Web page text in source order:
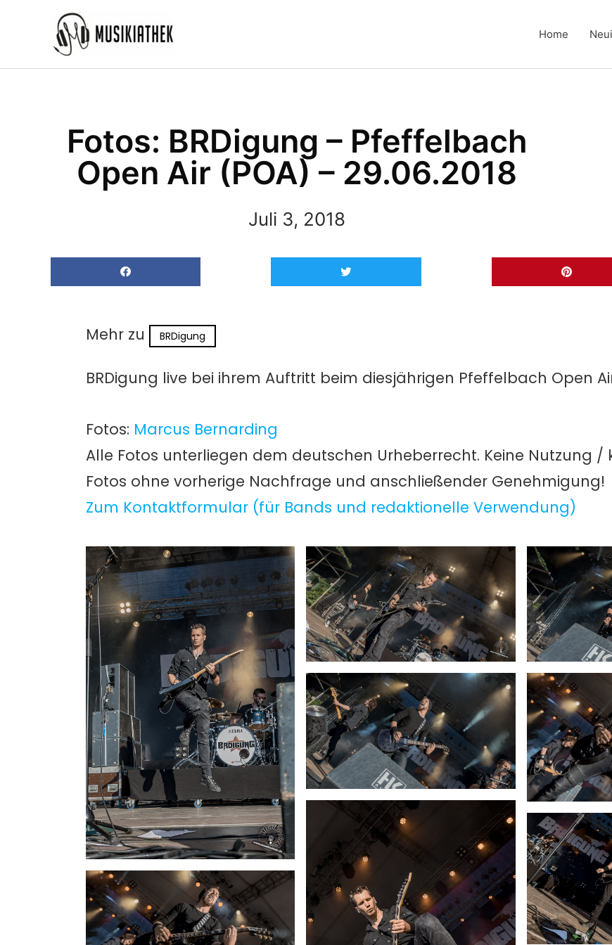
Home
Fotos: BRDigung – Pfeffelbach
Open Air (POA) – 29.06.2018
Juli 3, 2018
Mehr zu BRDigung
BRDigung live bei ihrem Auftritt beim diesjährigen Pfeffelbach Open
Fotos: Marcus Bernarding
Alle Fotos unterliegen dem deutschen Urheberrecht. Keine Nutzung /
Fotos ohne vorherige Nachfrage und anschließender Genehmigung!
Zum Kontaktformular (für Bands und redaktionelle Verwendung)